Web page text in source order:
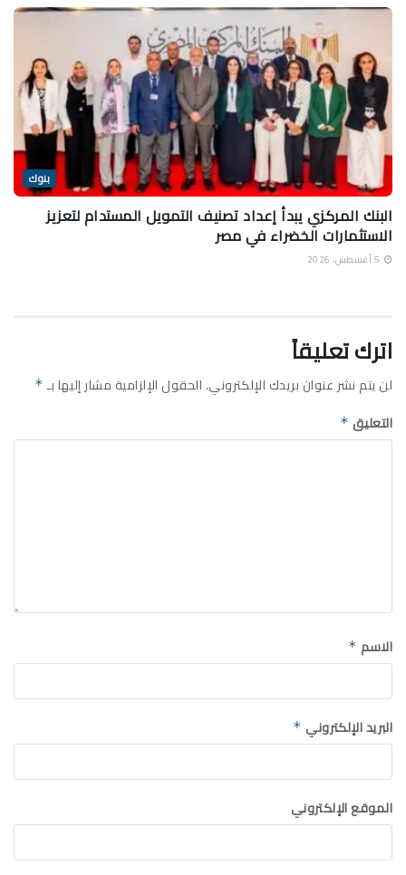
بنوك
البنك المركزي يبدأ إعداد تصنيف التمويل المستدام لتعزيز
الاستثمارات الخضراء في مصر
اترك تعليقاً
لن يتم نشر عنوان بريدك الإلكتروني.الحقول الإلزامية مشار إليها بـ *
التعليق *
الاسم *
البريد الإلكتروني *
الموقع الإلكتروني